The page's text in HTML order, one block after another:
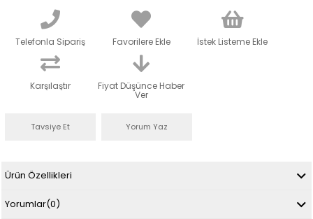
Telefonla Sipariş Favorilere Ekle İstek Listeme Ekle
Karşılaştır Fiyat Düşünce Haber
Ver
Tavsiye Et Yorum Yaz
Ürün Özellikleri
Yorumlar(0)